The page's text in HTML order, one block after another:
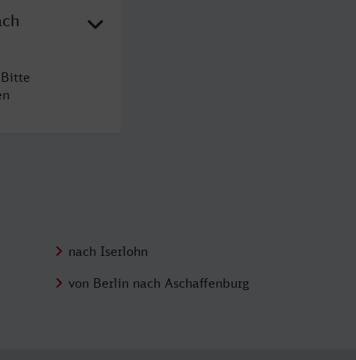
nach Iserlohn
von Berlin nach Aschaffenburg